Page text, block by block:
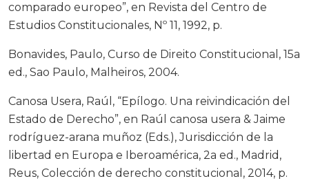
comparado europeo”, en Revista del Centro de
Estudios Constitucionales, Nº 11, 1992, p.
Bonavides, Paulo, Curso de Direito Constitucional, 15a
ed., Sao Paulo, Malheiros, 2004.
Canosa Usera, Raúl, “Epílogo. Una reivindicación del
Estado de Derecho”, en Raúl canosa usera & Jaime
rodríguez-arana muñoz (Eds.), Jurisdicción de la
libertad en Europa e Iberoamérica, 2a ed., Madrid,
Reus, Colección de derecho constitucional, 2014, p.